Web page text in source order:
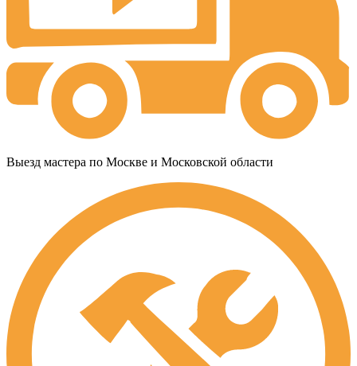
Выезд мастера по Москве и Московской области